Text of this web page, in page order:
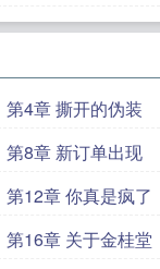
第4章 撕开的伪装
第8章 新订单出现
第12章 你真是疯了
第16章 关于金桂堂